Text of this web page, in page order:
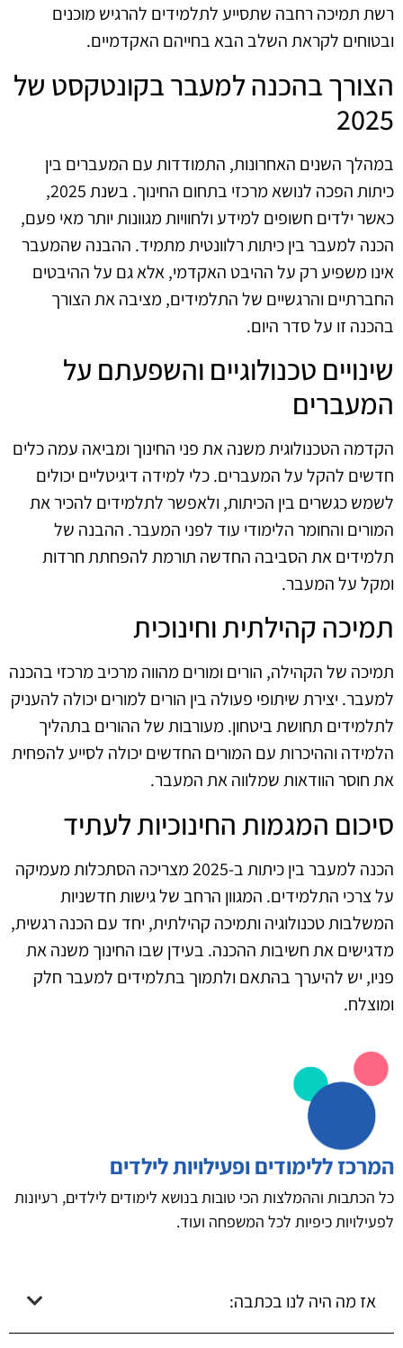
רשת תמיכה רחבה שתסייע לתלמידים להרגיש מוכנים
ובטוחים לקראת השלב הבא בחייהם האקדמיים.
הצורך בהכנה למעבר בקונטקסט של
2025
במהלך השנים האחרונות, התמודדות עם המעברים בין
כיתות הפכה לנושא מרכזי בתחום החינוך. בשנת 2025,
כאשר ילדים חשופים למידע ולחוויות מגוונות יותר מאי פעם,
הכנה למעבר בין כיתות רלוונטית מתמיד. ההבנה שהמעבר
אינו משפיע רק על ההיבט האקדמי, אלא גם על ההיבטים
החברתיים והרגשיים של התלמידים, מציבה את הצורך
בהכנה זו על סדר היום.
שינויים טכנולוגיים והשפעתם על
המעברים
הקדמה הטכנולוגית משנה את פני החינוך ומביאה עמה כלים
חדשים להקל על המעברים. כלי למידה דיגיטליים יכולים
לשמש כגשרים בין הכיתות, ולאפשר לתלמידים להכיר את
המורים והחומר הלימודי עוד לפני המעבר. ההבנה של
תלמידים את הסביבה החדשה תורמת להפחתת חרדות
ומקל על המעבר.
תמיכה קהילתית וחינוכית
תמיכה של הקהילה, הורים ומורים מהווה מרכיב מרכזי בהכנה
למעבר. יצירת שיתופי פעולה בין הורים למורים יכולה להעניק
לתלמידים תחושת ביטחון. מעורבות של ההורים בתהליך
הלמידה וההיכרות עם המורים החדשים יכולה לסייע להפחית
את חוסר הוודאות שמלווה את המעבר.
סיכום המגמות החינוכיות לעתיד
הכנה למעבר בין כיתות ב-2025 מצריכה הסתכלות מעמיקה
על צרכי התלמידים. המגוון הרחב של גישות חדשניות
המשלבות טכנולוגיה ותמיכה קהילתית, יחד עם הכנה רגשית,
מדגישים את חשיבות ההכנה. בעידן שבו החינוך משנה את
פניו, יש להיערך בהתאם ולתמוך בתלמידים למעבר חלק
ומוצלח.
המרכז ללימודים ופעילויות לילדים
כל הכתבות וההמלצות הכי טובות בנושא לימודים לילדים, רעיונות
לפעילויות כיפיות לכל המשפחה ועוד.
אז מה היה לנו בכתבה: